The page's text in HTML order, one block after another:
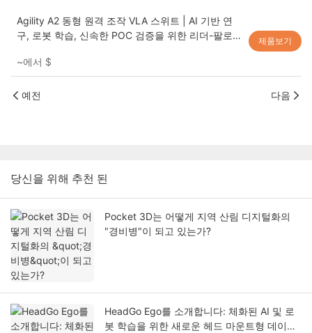
Agility A2 동형 원격 조작 VLA 스위트 | AI 기반 연
구, 로봇 학습, 신속한 POC 검증을 위한 리더-팔로워
~에서 $
제품보기
예전 다음
당신을 위해 추천 된
Pocket 3D는 어떻게 지역 산림 디지털화의
"경비병"이 되고 있는가?
HeadGo Ego를 소개합니다: 체화된 AI 및 로
봇 학습을 위한 새로운 헤드 마운트형 데이터